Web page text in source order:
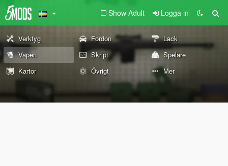
Show Adult Logga in
Verktyg Fordon
Lack
Vapen
Skript
Spelare
Kartor
Övrigt Mer